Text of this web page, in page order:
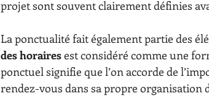
projet sont souvent clairement définies
La ponctualité fait également partie des
des horaires est considéré comme une
ponctuel signifie que l’on accorde de
rendez-vous dans sa propre organisation